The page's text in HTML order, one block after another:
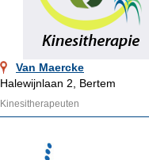
Van Maercke
Halewijnlaan 2, Bertem
Kinesitherapeuten